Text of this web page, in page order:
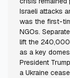
Israeli attacks
was the first-
NGOs.
lift the 240,000
as a key
President
a Ukraine